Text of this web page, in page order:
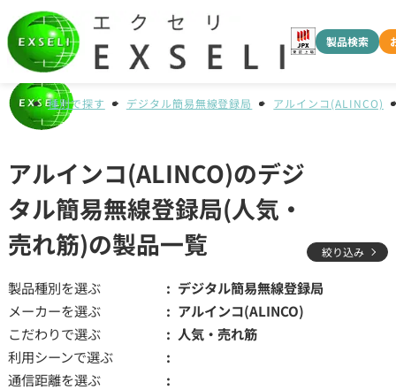
製品検索
種別で探す デジタル簡易無線登録局 アルインコ(ALINCO)
アルインコ(ALINCO)のデジ
タル簡易無線登録局(人気・
売れ筋)の製品一覧
絞り込み
製品種別を選ぶ
デジタル簡易無線登録局
メーカーを選ぶ
アルインコ(ALINCO)
こだわりで選ぶ
人気・売れ筋
利用シーンで選ぶ
通信距離を選ぶ